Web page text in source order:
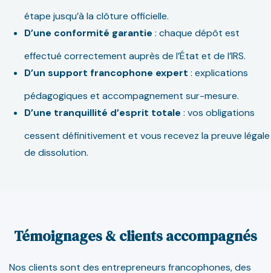
étape jusqu’à la clôture officielle.
D’une conformité garantie : chaque dépôt est
effectué correctement auprès de l’État et de l’IRS.
D’un support francophone expert : explications
pédagogiques et accompagnement sur-mesure.
D’une tranquillité d’esprit totale : vos obligations
cessent définitivement et vous recevez la preuve légale
de dissolution.
Témoignages & clients accompagnés
Nos clients sont des entrepreneurs francophones, des